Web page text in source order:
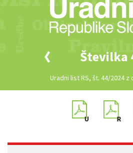
Številka
Uradni list RS, št. 44/2024 z